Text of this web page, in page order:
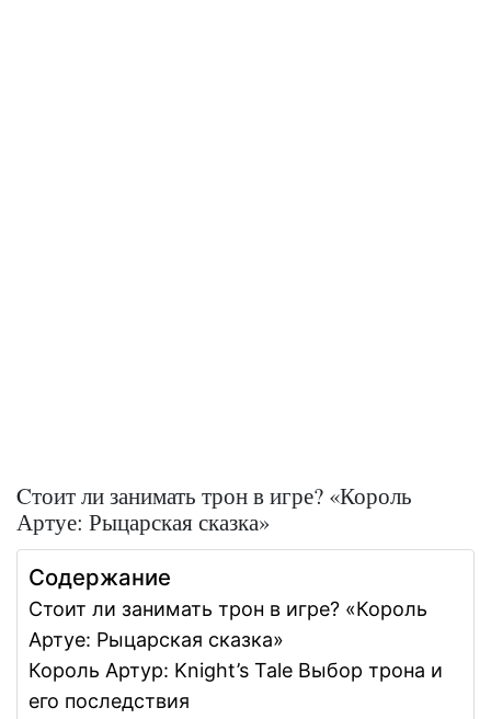
Cтоит ли занимать трон в игре? «Король
Артуе: Рыцарская сказка»
Содержание
Cтоит ли занимать трон в игре? «Король
Артуе: Рыцарская сказка»
Король Артур: Knight’s Tale Выбор трона и
его последствия